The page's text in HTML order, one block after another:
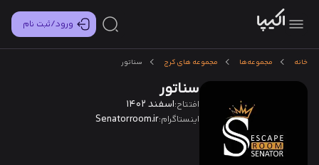
ورود/ثبت نام
خانه مجموعه‌ها مجموعه های کرج سناتور
سناتور
افتتاح:اسفند 1402
اینستاگرام:Senatorroom.ir